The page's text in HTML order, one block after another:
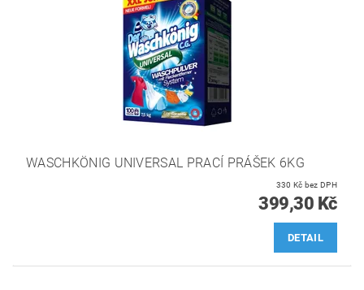
WASCHKÖNIG UNIVERSAL PRACÍ PRÁŠEK 6KG
330 Kč bez DPH
399,30 Kč
DETAIL